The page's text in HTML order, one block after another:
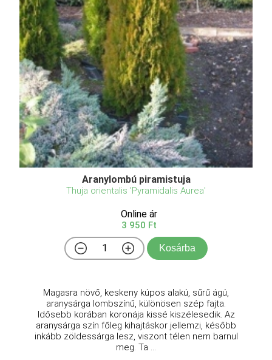
Aranylombú piramistuja
Thuja orientalis 'Pyramidalis Aurea'
Online ár
3 950 Ft
Kosárba
Magasra növő, keskeny kúpos alakú, sűrű ágú,
aranysárga lombszínű, különösen szép fajta.
Idősebb korában koronája kissé kiszélesedik. Az
aranysárga szín főleg kihajtáskor jellemzi, később
inkább zöldessárga lesz, viszont télen nem barnul
meg. Ta ...